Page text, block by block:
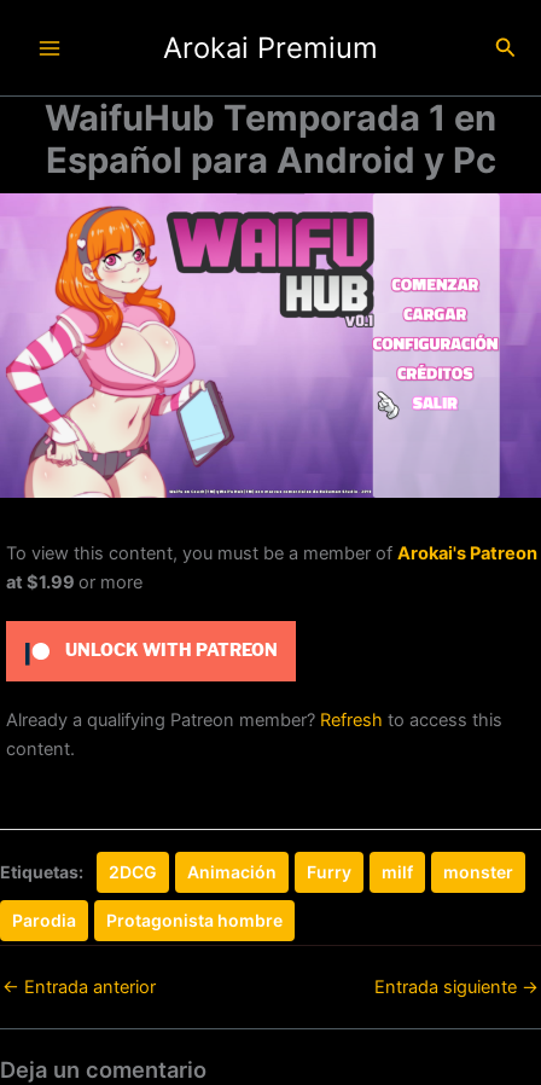
Arokai Premium
WaifuHub Temporada 1 en
Español para Android y Pc
To view this content, you must be a member of Arokai's Patreon
at $1.99 or more
UNLOCK WITH PATREON
Already a qualifying Patreon member? Refresh to access this
content.
Etiquetas: 2DCG Animación Furry milf monster
Parodia Protagonista hombre
← Entrada anterior Entrada siguiente →
Deja un comentario